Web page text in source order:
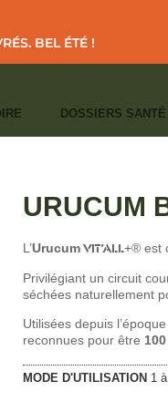
BEL ÉTÉ !
DOSSIERS
URUCUM
L’UrucumVIT’ALL+® est
Privilégiant un circuit
séchées naturellement
Utilisées depuis
reconnues pour être
MODE D'UTILISATION1 à